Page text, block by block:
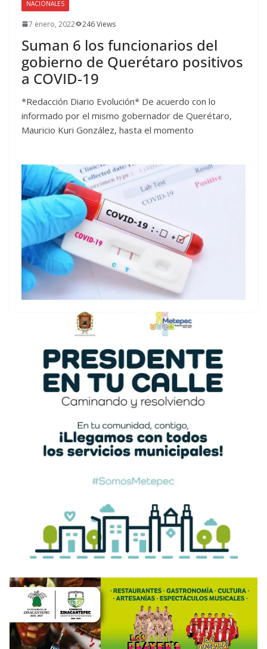
NACIONALES
7 enero, 2022 246 Views
Suman 6 los funcionarios del
gobierno de Querétaro positivos
a COVID-19
*Redacción Diario Evolución* De acuerdo con lo
informado por el mismo gobernador de Querétaro,
Mauricio Kuri González, hasta el momento